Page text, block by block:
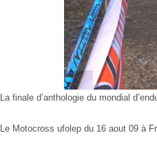
La finale d’anthologie du mondial
Le Motocross ufolep du 16 aout 09 à